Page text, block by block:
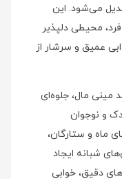
می‌شود. این
محیطی دلپذیر
عمیق و سرشار از
مینی‌ مال، جلوه‌ای
و نوجوان
ماه و ستارگان،
شبانه ایجاد
دقیق، خوابی